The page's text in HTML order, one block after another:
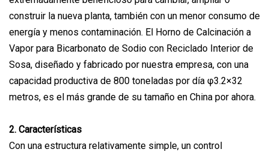
construir la nueva planta, también con un menor consumo de
energía y menos contaminación. El Horno de Calcinación a
Vapor para Bicarbonato de Sodio con Reciclado Interior de
Sosa, diseñado y fabricado por nuestra empresa, con una
capacidad productiva de 800 toneladas por día φ3.2×32
metros, es el más grande de su tamaño en China por ahora.
2. Características
Con una estructura relativamente simple, un control